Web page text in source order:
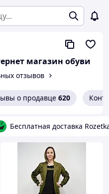
магазин обуви
отзывов
о продавце 620
Бесплатная доставка